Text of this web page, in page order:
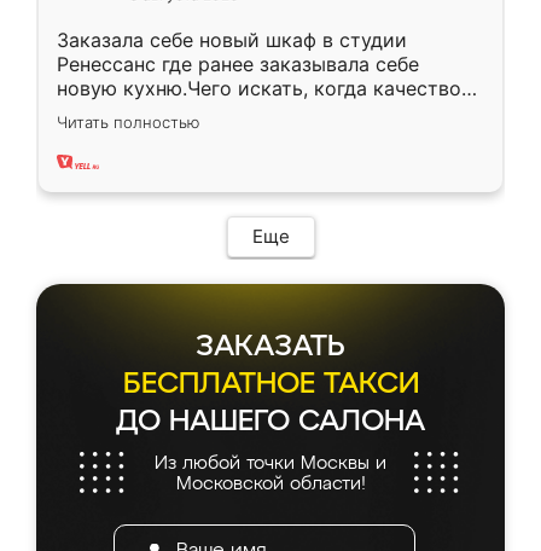
Заказала себе новый шкаф в студии
Ренессанс где ранее заказывала себе
новую кухню.Чего искать, когда качеством
вполне довольна. Служит кухня уже почти
два года, нареканий нет.
Читать полностью
Еще
ЗАКАЗАТЬ
БЕСПЛАТНОЕ ТАКСИ
ДО НАШЕГО САЛОНА
Из любой точки Москвы и
Московской области!